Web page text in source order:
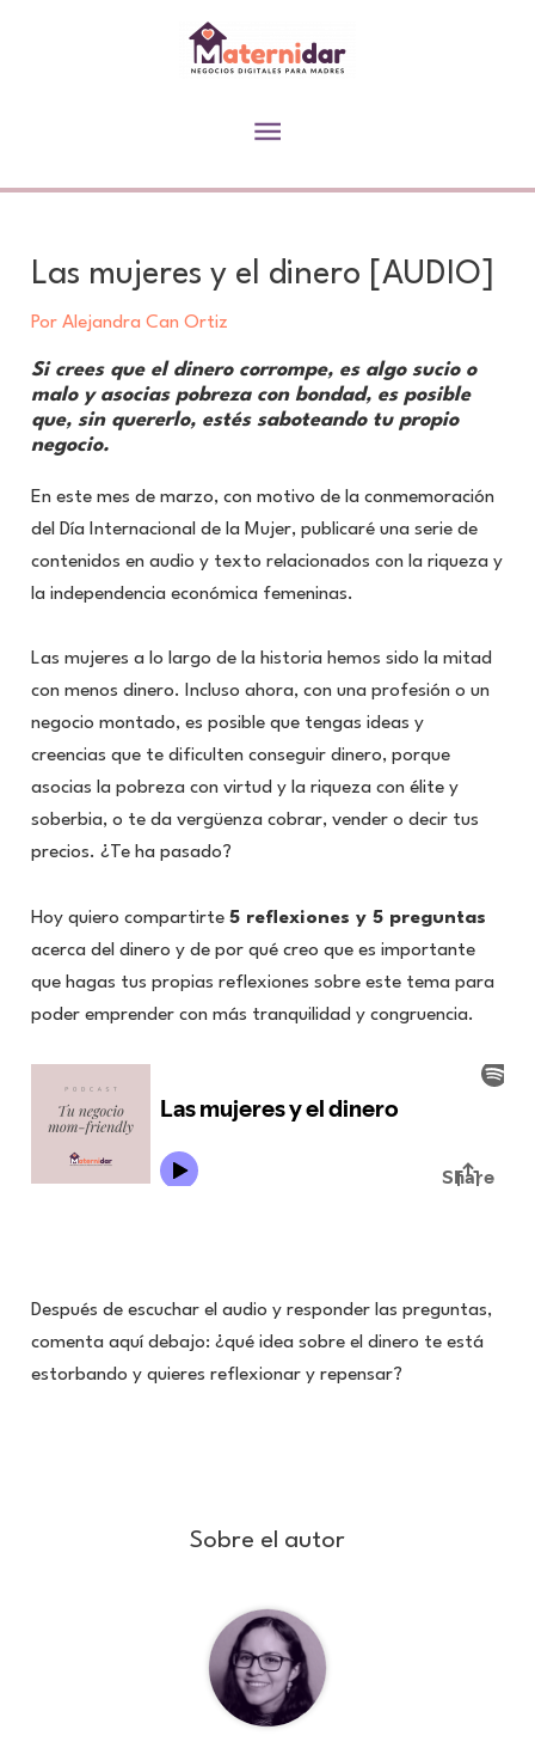
Menú
principal
Las mujeres y el dinero [AUDIO]
PorAlejandra Can Ortiz
Si crees que el dinero corrompe, es algo sucio o
malo y asocias pobreza con bondad, es posible
que, sin quererlo, estés saboteando tu propio
negocio.
En este mes de marzo, con motivo de la conmemoración
del Día Internacional de la Mujer, publicaré una serie de
contenidos en audio y texto relacionados con la riqueza y
la independencia económica femeninas.
Las mujeres a lo largo de la historia hemos sido la mitad
con menos dinero. Incluso ahora, con una profesión o un
negocio montado, es posible que tengas ideas y
creencias que te dificulten conseguir dinero, porque
asocias la pobreza con virtud y la riqueza con élite y
soberbia, o te da vergüenza cobrar, vender o decir tus
precios. ¿Te ha pasado?
Hoy quiero compartirte5 reflexiones y 5 preguntas
acerca del dinero y de por qué creo que es importante
que hagas tus propias reflexiones sobre este tema para
poder emprender con más tranquilidad y congruencia.
Después de escuchar el audio y responder las preguntas,
comenta aquí debajo: ¿qué idea sobre el dinero te está
estorbando y quieres reflexionar y repensar?
Sobre el autor